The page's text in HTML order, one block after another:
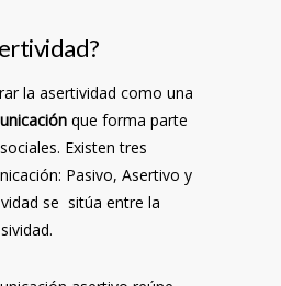
la asertividad como una
que forma parte
Existen tres
Pasivo, Asertivo y
se sitúa entre la